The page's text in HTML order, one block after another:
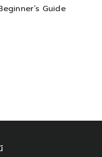
Guide